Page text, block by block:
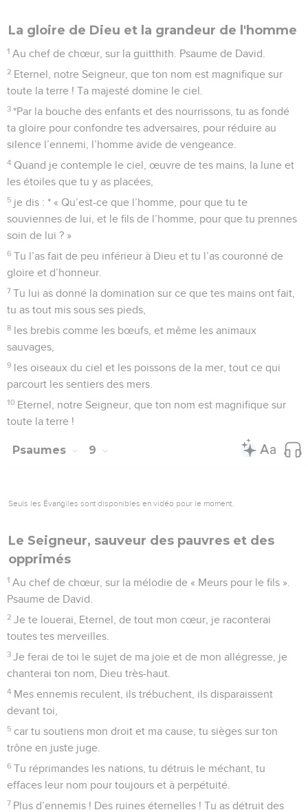
La gloire de Dieu et la grandeur de l'homme
1 Au chef de chœur, sur la guitthith. Psaume de David.
2 Eternel, notre Seigneur, que ton nom est magnifique sur
toute la terre ! Ta majesté domine le ciel.
3 *Par la bouche des enfants et des nourrissons, tu as fondé
ta gloire pour confondre tes adversaires, pour réduire au
silence l’ennemi, l’homme avide de vengeance.
4 Quand je contemple le ciel, œuvre de tes mains, la lune et
les étoiles que tu y as placées,
5 je dis : * « Qu’est-ce que l’homme, pour que tu te
souviennes de lui, et le fils de l’homme, pour que tu prennes
soin de lui ? »
6 Tu l’as fait de peu inférieur à Dieu et tu l’as couronné de
gloire et d’honneur.
7 Tu lui as donné la domination sur ce que tes mains ont fait,
tu as tout mis sous ses pieds,
8 les brebis comme les bœufs, et même les animaux
sauvages,
9 les oiseaux du ciel et les poissons de la mer, tout ce qui
parcourt les sentiers des mers.
10 Eternel, notre Seigneur, que ton nom est magnifique sur
toute la terre !
Psaumes 9
Seuls les Évangiles sont disponibles en vidéo pour le moment.
Le Seigneur, sauveur des pauvres et des
opprimés
1 Au chef de chœur, sur la mélodie de « Meurs pour le fils ».
Psaume de David.
2 Je te louerai, Eternel, de tout mon cœur, je raconterai
toutes tes merveilles.
3 Je ferai de toi le sujet de ma joie et de mon allégresse, je
chanterai ton nom, Dieu très-haut.
4 Mes ennemis reculent, ils trébuchent, ils disparaissent
devant toi,
5 car tu soutiens mon droit et ma cause, tu sièges sur ton
trône en juste juge.
6 Tu réprimandes les nations, tu détruis le méchant, tu
effaces leur nom pour toujours et à perpétuité.
7 Plus d’ennemis ! Des ruines éternelles ! Tu as détruit des